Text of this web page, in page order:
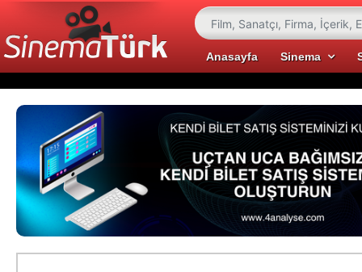
Anasayfa Sinema